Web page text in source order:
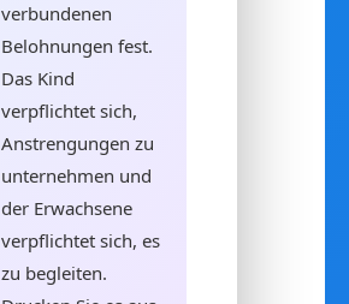
verbundenen
Belohnungen fest.
Das Kind
verpflichtet sich,
Anstrengungen zu
unternehmen und
der Erwachsene
verpflichtet sich, es
zu begleiten.